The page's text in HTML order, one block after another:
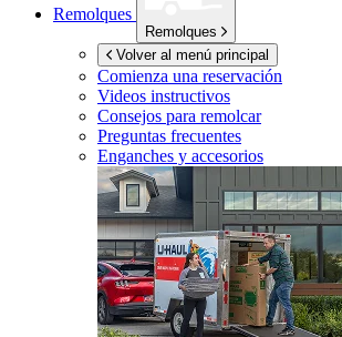
Remolques
Remolques
Volver al menú principal
Comienza una reservación
Videos instructivos
Consejos para remolcar
Preguntas frecuentes
Enganches y accesorios